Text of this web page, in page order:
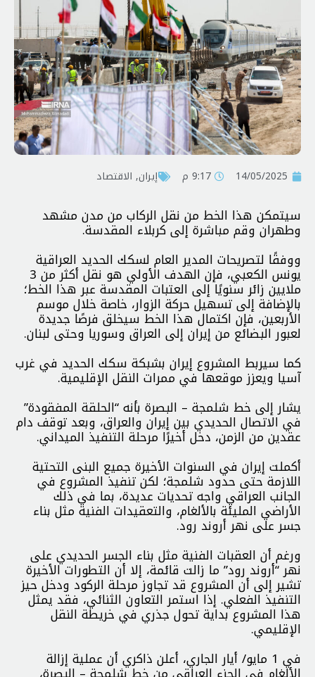
14/05/2025 9:17 م إيران, الاقتصاد
سيتمكن هذا الخط من نقل الركاب من مدن مشهد
وطهران وقم مباشرة إلى كربلاء المقدسة.
ووفقًا لتصريحات المدير العام لسكك الحديد العراقية
يونس الكعبي، فإن الهدف الأولي هو نقل أكثر من 3
ملايين زائر سنويًا إلى العتبات المقدسة عبر هذا الخط؛
بالإضافة إلى تسهيل حركة الزوار، خاصة خلال موسم
الأربعين، فإن اكتمال هذا الخط سيخلق فرصًا جديدة
لعبور البضائع من إيران إلى العراق وسوريا وحتى لبنان.
كما سيربط المشروع إيران بشبكة سكك الحديد في غرب
آسيا ويعزز موقعها في ممرات النقل الإقليمية.
يشار إلى خط شلمجة – البصرة بأنه “الحلقة المفقودة”
في الاتصال الحديدي بين إيران والعراق، وبعد توقف دام
عقدين من الزمن، دخل أخيرًا مرحلة التنفيذ الميداني.
أكملت إيران في السنوات الأخيرة جميع البنى التحتية
اللازمة حتى حدود شلمجة؛ لكن تنفيذ المشروع في
الجانب العراقي واجه تحديات عديدة، بما في ذلك
الأراضي المليئة بالألغام، والتعقيدات الفنية مثل بناء
جسر على نهر أروند رود.
ورغم أن العقبات الفنية مثل بناء الجسر الحديدي على
نهر “أروند رود” ما زالت قائمة، إلا أن التطورات الأخيرة
تشير إلى أن المشروع قد تجاوز مرحلة الركود ودخل حيز
التنفيذ الفعلي. إذا استمر التعاون الثنائي، فقد يمثل
هذا المشروع بداية تحول جذري في خريطة النقل
الإقليمي.
في 1 مايو/ أيار الجاري، أعلن ذاكري أن عملية إزالة